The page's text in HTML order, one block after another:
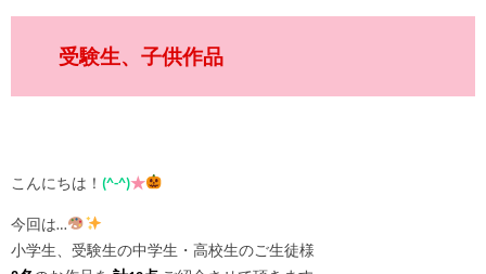
受験生、子供作品
こんにちは！ (^-^)★
今回は…
小学生、受験生の中学生・高校生のご生徒様